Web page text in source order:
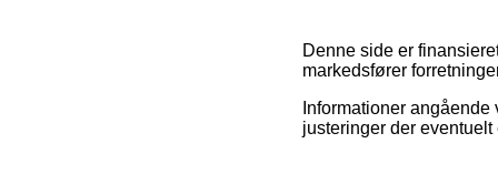
Denne side er
markedsfører
Informationer
justeringer der